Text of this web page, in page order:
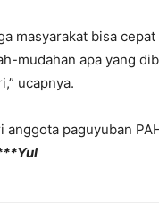
masyarakat bisa
mudahan apa yang
ucapnya.
paguyuban